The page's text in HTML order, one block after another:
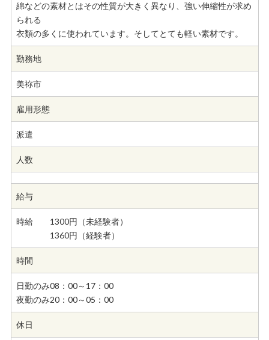
綿などの素材とはその性質が大きく異なり、強い伸縮性が求め
られる
衣類の多くに使われています。そしてとても軽い素材です。
勤務地
美祢市
雇用形態
派遣
人数
給与
時給 1300円（未経験者）
1360円（経験者）
時間
日勤のみ08：00～17：00
夜勤のみ20：00～05：00
休日